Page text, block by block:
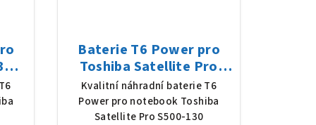
Baterie T6 Power pro
Toshiba Satellite Pro
S500-130, Li-Ion, 10,8 V,
5200 mAh (56 Wh), černá
Kvalitní náhradní baterie T6
Power pro notebook Toshiba
Satellite Pro S500-130